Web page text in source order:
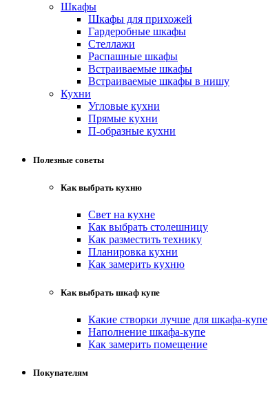
Шкафы
Шкафы для прихожей
Гардеробные шкафы
Стеллажи
Распашные шкафы
Встраиваемые шкафы
Встраиваемые шкафы в нишу
Кухни
Угловые кухни
Прямые кухни
П-образные кухни
Полезные советы
Как выбрать кухню
Свет на кухне
Как выбрать столешницу
Как разместить технику
Планировка кухни
Как замерить кухню
Как выбрать шкаф купе
Какие створки лучше для шкафа-купе
Наполнение шкафа-купе
Как замерить помещение
Покупателям